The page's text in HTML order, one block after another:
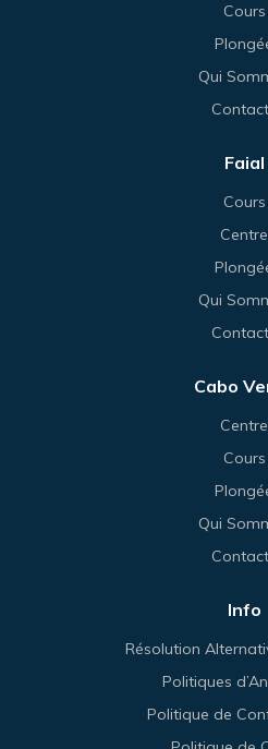
Cours
Qui
Faial
Cours
Centre
Qui
Cabo
Centre
Cours
Qui
Info
Résolution
Politiques
Politique de